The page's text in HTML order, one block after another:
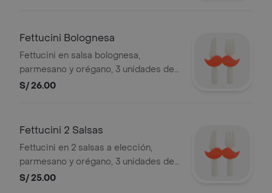
Fettucini Bolognesa
Fettucini en salsa bolognesa,
parmesano y orégano, 3 unidades de
pan al ajo.
S/ 26.00
Fettucini 2 Salsas
Fettucini en 2 salsas a elección,
parmesano y orégano, 3 unidades de
pan al ajo.
S/ 25.00